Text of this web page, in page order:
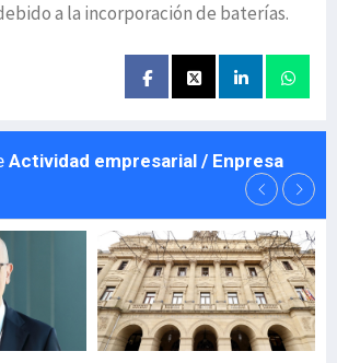
a la incorporación de baterías.
Actividad empresarial / Enpresa